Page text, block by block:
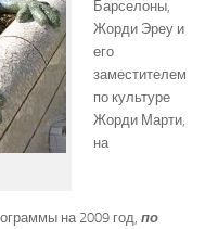
Барселоны,
Жорди Эреу и
его
заместителем
по культуре
Жорди Марти,
на
на 2009 год, по